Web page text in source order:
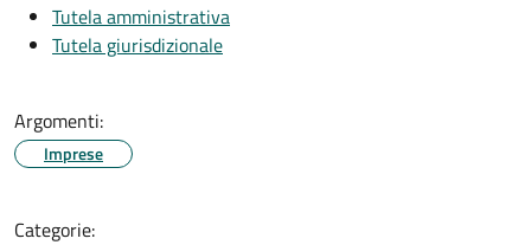
Tutela amministrativa
Tutela giurisdizionale
Argomenti:
Imprese
Categorie: